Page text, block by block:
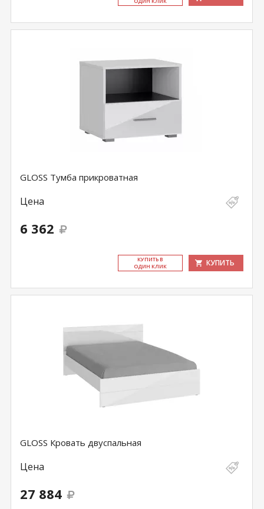
GLOSS Тумба прикроватная
Цена
6 362
КУ­ПИТЬ В
ОДИН КЛИК
КУПИТЬ
GLOSS Кровать двуспальная
Цена
27 884